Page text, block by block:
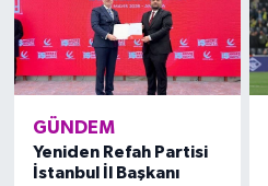
GÜNDEM
Yeniden Refah Partisi
İstanbul İl Başkanı